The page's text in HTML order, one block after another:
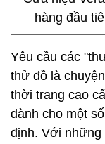
hàng đầu
Yêu cầu các
thử đồ là
thời trang cao
dành cho một
định. Với những